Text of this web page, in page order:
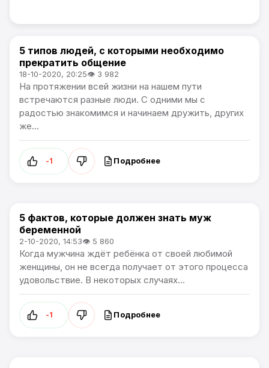
Лайфхаки
5 типов людей, с которыми необходимо
прекратить общение
18-10-2020, 20:25👁 3 982
На протяжении всей жизни на нашем пути
встречаются разные люди. С одними мы с
радостью знакомимся и начинаем дружить, других
же...
-1 Подробнее
Лайфхаки
5 фактов, которые должен знать муж
беременной
2-10-2020, 14:53👁 5 860
Когда мужчина ждёт ребёнка от своей любимой
женщины, он не всегда получает от этого процесса
удовольствие. В некоторых случаях...
-1 Подробнее